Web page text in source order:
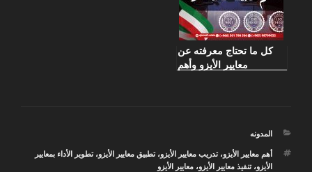
كل ما تحتاج معرفته عن
معايير الأيزو وأهم
التصنيفات
المدونه
الوسوم
أهم معايير الأيزو،تدريب معايير الأيزو،تطبيق معايير الأيزو،تطوير الأداء بمعايير
الأيزو،تنفيذ معايير الأيزو،معايير الأيزو